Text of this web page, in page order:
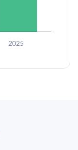
2025